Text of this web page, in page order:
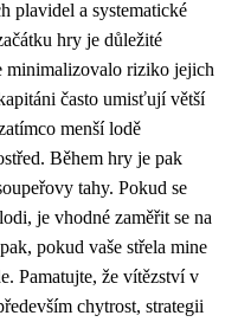
plavidel a systematické
hry je důležité
minimalizovalo riziko jejich
často umisťují větší
menší lodě
Během hry je pak
tahy. Pokud se
je vhodné zaměřit se na
pokud vaše střela mine
Pamatujte, že vítězství v
chytrost, strategii